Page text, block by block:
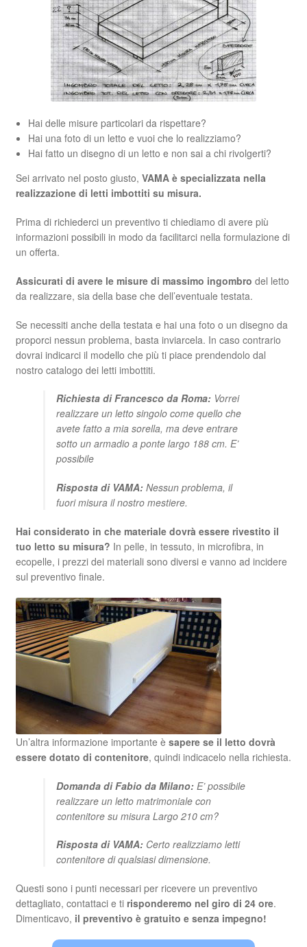
Hai delle misure particolari da rispettare?
Hai una foto di un letto e vuoi che lo realizziamo?
Hai fatto un disegno di un letto e non sai a chi rivolgerti?
Sei arrivato nel posto giusto, VAMA è specializzata nella
realizzazione di letti imbottiti su misura.
Prima di richiederci un preventivo ti chiediamo di avere più
informazioni possibili in modo da facilitarci nella formulazione di
un offerta.
Assicurati di avere le misure di massimo ingombro del letto
da realizzare, sia della base che dell’eventuale testata.
Se necessiti anche della testata e hai una foto o un disegno da
proporci nessun problema, basta inviarcela. In caso contrario
dovrai indicarci il modello che più ti piace prendendolo dal
nostro catalogo dei letti imbottiti.
Richiesta di Francesco da Roma: Vorrei
realizzare un letto singolo come quello che
avete fatto a mia sorella, ma deve entrare
sotto un armadio a ponte largo 188 cm. E’
possibile
Risposta di VAMA:Nessun problema, il
fuori misura il nostro mestiere.
Hai considerato in che materiale dovrà essere rivestito il
tuo letto su misura? In pelle, in tessuto, in microfibra, in
ecopelle, i prezzi dei materiali sono diversi e vanno ad incidere
sul preventivo finale.
Un’altra informazione importante è sapere se il letto dovrà
essere dotato di contenitore, quindi indicacelo nella richiesta.
Domanda di Fabio da Milano:E’ possibile
realizzare un letto matrimoniale con
contenitore su misura Largo 210 cm?
Risposta di VAMA:Certo realizziamo letti
contenitore di qualsiasi dimensione.
Questi sono i punti necessari per ricevere un preventivo
dettagliato, contattaci e ti risponderemo nel giro di 24 ore.
Dimenticavo, il preventivo è gratuito e senza impegno!